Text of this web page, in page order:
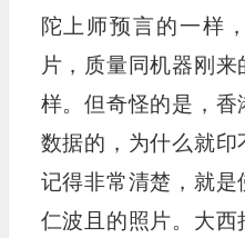
陀上师预言的一样
片，质量同机器刚
样。但奇怪的是，
数据的，为什么就
记得非常清楚，就
仁波且的照片。大